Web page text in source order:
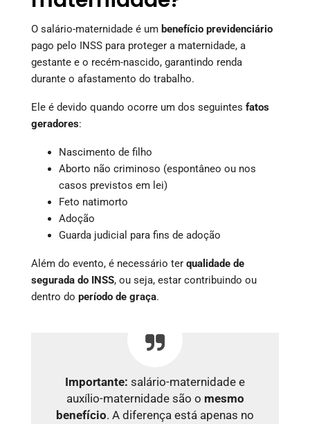
O salário-maternidade é um benefício previdenciário
pago pelo INSS para proteger a maternidade, a
gestante e o recém-nascido, garantindo renda
durante o afastamento do trabalho.
Ele é devido quando ocorre um dos seguintes fatos
geradores:
Nascimento de filho
Aborto não criminoso (espontâneo ou nos
casos previstos em lei)
Feto natimorto
Adoção
Guarda judicial para fins de adoção
Além do evento, é necessário ter qualidade de
segurada do INSS, ou seja, estar contribuindo ou
dentro do período de graça.
Importante: salário-maternidade e
auxílio-maternidade são o mesmo
benefício. A diferença está apenas no